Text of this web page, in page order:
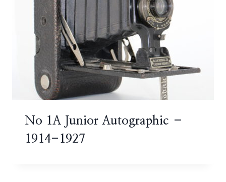
No 1A Junior Autographic –
1914-1927